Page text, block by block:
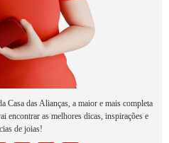
Casa das Alianças, a maior e mais completa
encontrar as melhores dicas, inspirações e
de joias!